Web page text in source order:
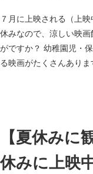
７月に上映される（上
休みなので、涼しい映
がですか？ 幼稚園児・
る映画がたくさんありま
【夏休みに
休みに上映